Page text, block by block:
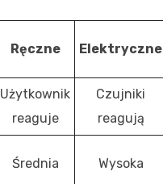
Ręczne Elektryczne
Użytkownik
reaguje
Czujniki
reagują
Średnia Wysoka